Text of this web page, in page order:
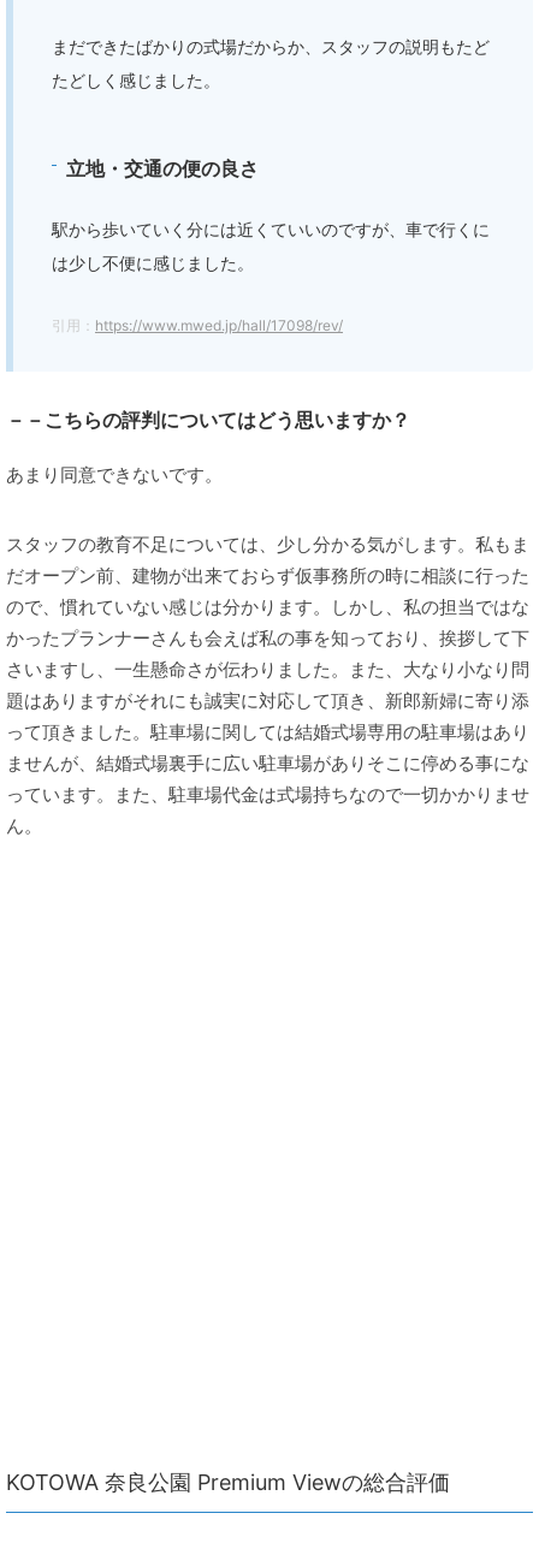
まだできたばかりの式場だからか、スタッフの説明もたど
たどしく感じました。
立地・交通の便の良さ
駅から歩いていく分には近くていいのですが、車で行くに
は少し不便に感じました。
引用： https://www.mwed.jp/hall/17098/rev/
－－こちらの評判についてはどう思いますか？
あまり同意できないです。
スタッフの教育不足については、少し分かる気がします。私もま
だオープン前、建物が出来ておらず仮事務所の時に相談に行った
ので、慣れていない感じは分かります。しかし、私の担当ではな
かったプランナーさんも会えば私の事を知っており、挨拶して下
さいますし、一生懸命さが伝わりました。また、大なり小なり問
題はありますがそれにも誠実に対応して頂き、新郎新婦に寄り添
って頂きました。駐車場に関しては結婚式場専用の駐車場はあり
ませんが、結婚式場裏手に広い駐車場がありそこに停める事にな
っています。また、駐車場代金は式場持ちなので一切かかりませ
ん。
KOTOWA 奈良公園 Premium Viewの総合評価